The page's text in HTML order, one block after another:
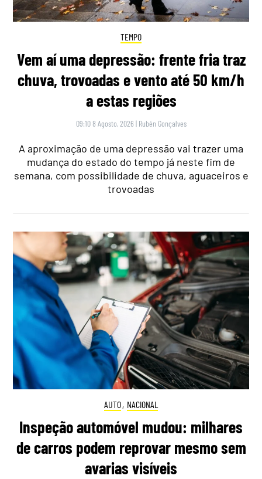
TEMPO
Vem aí uma depressão: frente fria traz
chuva, trovoadas e vento até 50 km/h
a estas regiões
09:10 8 Agosto, 2026 | Rubén Gonçalves
A aproximação de uma depressão vai trazer uma
mudança do estado do tempo já neste fim de
semana, com possibilidade de chuva, aguaceiros e
trovoadas
AUTO, NACIONAL
Inspeção automóvel mudou: milhares
de carros podem reprovar mesmo sem
avarias visíveis